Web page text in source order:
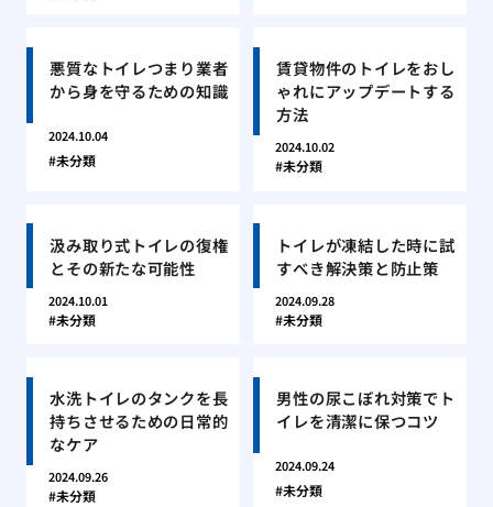
悪質なトイレつまり業者
から身を守るための知識
2024.10.04
未分類
賃貸物件のトイレをおし
ゃれにアップデートする
方法
2024.10.02
未分類
汲み取り式トイレの復権
とその新たな可能性
2024.10.01
未分類
トイレが凍結した時に試
すべき解決策と防止策
2024.09.28
未分類
水洗トイレのタンクを長
持ちさせるための日常的
なケア
2024.09.26
未分類
男性の尿こぼれ対策でト
イレを清潔に保つコツ
2024.09.24
未分類